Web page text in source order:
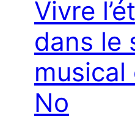
Vivre
dans le
musical
No